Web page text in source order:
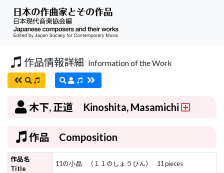
作品情報詳細 Information of the Work
木下, 正道 Kinoshita, Masamichi
作品 Composition
作品名
Title
11の小品 （１１のしょうひん） 11 pieces